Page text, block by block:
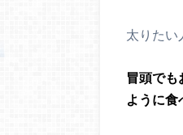
太りたい
冒頭でも
ように食